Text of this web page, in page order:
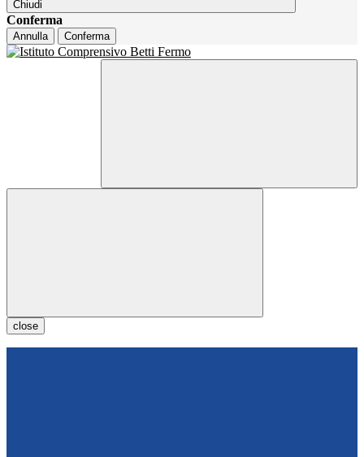
Chiudi
Conferma
Annulla Conferma
close